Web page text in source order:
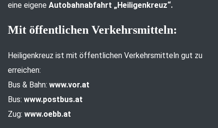
eine eigene Autobahnabfahrt „Heiligenkreuz“.
Mit öffentlichen Verkehrsmitteln:
Heiligenkreuz ist mit öffentlichen Verkehrsmitteln gut zu
erreichen:
Bus & Bahn: www.vor.at
Bus: www.postbus.at
Zug: www.oebb.at